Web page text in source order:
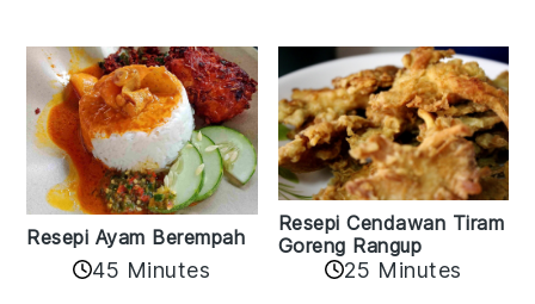
Resepi Ayam Berempah
45 Minutes
Resepi Cendawan Tiram
Goreng Rangup
25 Minutes